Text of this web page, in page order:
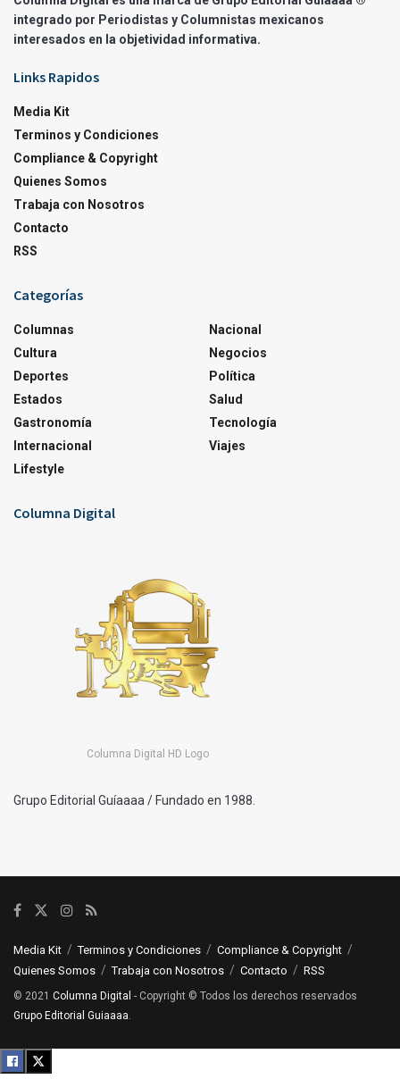
integrado por Periodistas y Columnistas mexicanos
interesados en la objetividad informativa.
Links Rapidos
Media Kit
Terminos y Condiciones
Compliance & Copyright
Quienes Somos
Trabaja con Nosotros
Contacto
RSS
Categorías
Columnas
Cultura
Deportes
Estados
Gastronomía
Internacional
Lifestyle
Nacional
Negocios
Política
Salud
Tecnología
Viajes
Columna Digital
Columna Digital HD Logo
Grupo Editorial Guíaaaa / Fundado en 1988.
Media Kit Terminos y Condiciones
Compliance & Copyright
Quienes Somos
Trabaja con Nosotros Contacto RSS
© 2021 Columna Digital - Copyright © Todos los derechos reservados
Grupo Editorial Guiaaaa.